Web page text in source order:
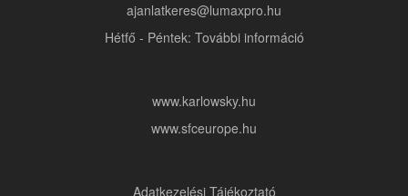
ajanlatkeres@lumaxpro.hu
Hétfő - Péntek: További információ
www.karlowsky.hu
www.sfceurope.hu
Adatkezelési Tájékoztató